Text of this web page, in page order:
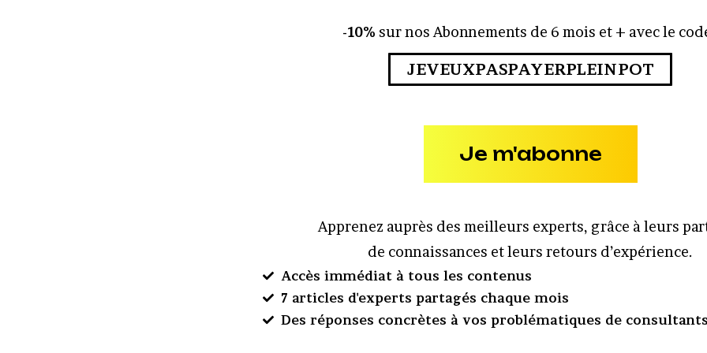
-10% sur nos Abonnements de 6 mois et + avec le
JEVEUXPASPAYERPLEINPOT
Je m'abonne
Apprenez auprès des meilleurs experts, grâce à leurs
de connaissances et leurs retours d’expérience.
Accès immédiat à tous les contenus
7 articles d'experts partagés chaque mois
Des réponses concrètes à vos problématiques de consultants